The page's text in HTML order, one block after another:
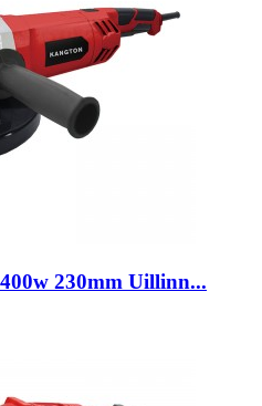
230mm Uillinn...